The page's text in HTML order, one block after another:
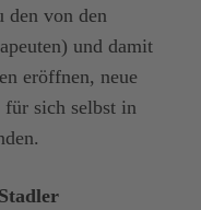
den von den
und damit
eröffnen, neue
für sich selbst in